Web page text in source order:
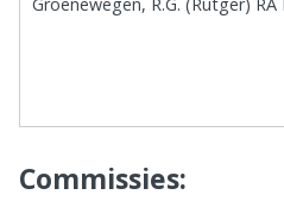
Groenewegen, R.G. (Rutger) RA
Commissies: